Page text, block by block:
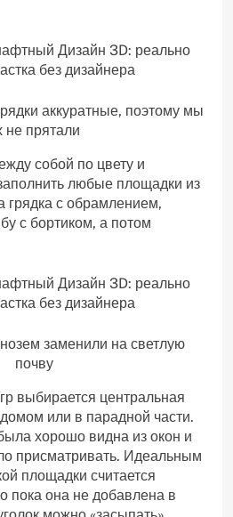
аккуратные, поэтому мы
не прятали
собой по цвету и
любые площадки из
грядка с обрамлением,
с бортиком, а потом
заменили на светлую
почву
выбирается центральная
или в парадной части.
хорошо видна из окон и
присматривать. Идеальным
площадки считается
пока она не добавлена в